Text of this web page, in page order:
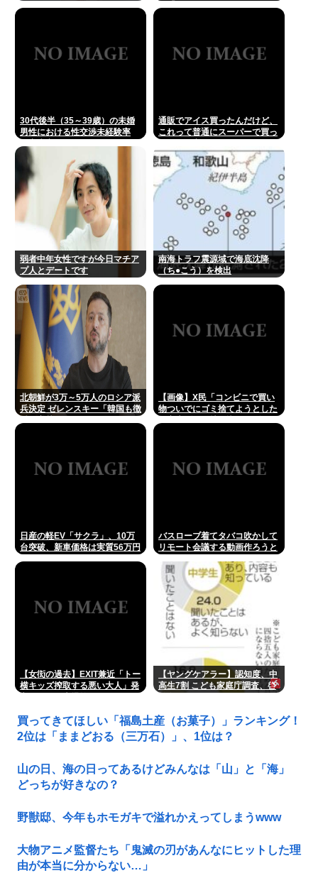
30代後半（35～39歳）の未婚
男性における性交渉未経験率
人）
通販でアイス買ったんだけど、
これって普通にスーパーで買っ
弱者中年女性ですが今日マチア
プ人とデートです
南海トラフ震源域で海底沈降
（ち●こう）を検出
北朝鮮が3万～5万人のロシア派
兵決定 ゼレンスキー「韓国も徴
【画像】X民「コンビニで買い
物ついでにゴミ捨てようとした
日産の軽EV「サクラ」、10万
台突破、新車価格は実質56万円
バスローブ着てタバコ吹かして
リモート会議する動画作ろうと
【女衒の過去】EXIT兼近「トー
横キッズ搾取する悪い大人」発
【ヤングケアラー】認知度、中
高生7割 こども家庭庁調査、啓
買ってきてほしい「福島土産（お菓子）」ランキング！
2位は「ままどおる（三万石）」、1位は？
山の日、海の日ってあるけどみんなは「山」と「海」
どっちが好きなの？
野獣邸、今年もホモガキで溢れかえってしまうwww
大物アニメ監督たち「鬼滅の刃があんなにヒットした理
由が本当に分からない…」